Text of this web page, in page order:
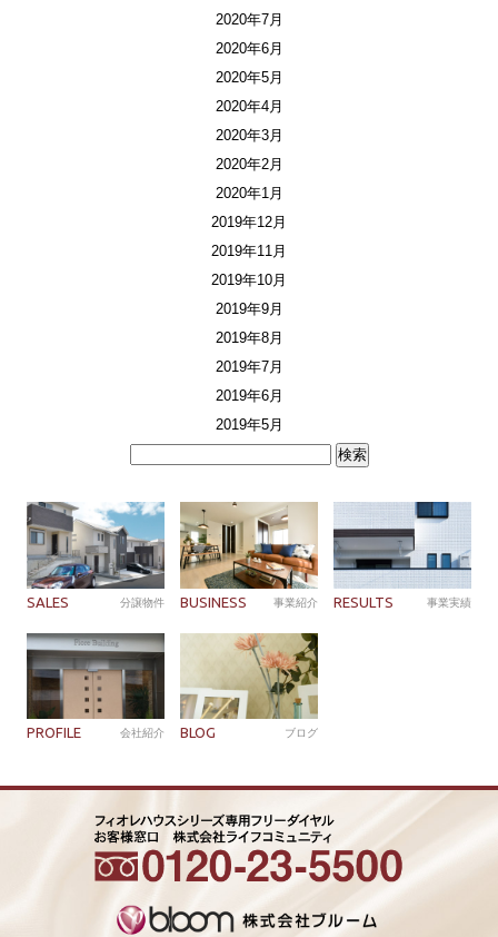
2020年7月
2020年6月
2020年5月
2020年4月
2020年3月
2020年2月
2020年1月
2019年12月
2019年11月
2019年10月
2019年9月
2019年8月
2019年7月
2019年6月
2019年5月
SALES 分譲物件 BUSINESS 事業紹介 RESULTS 事業実績
PROFILE 会社紹介 BLOG ブログ